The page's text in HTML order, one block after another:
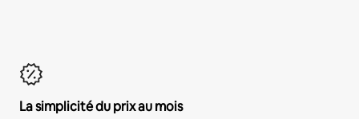
La simplicité du prix au mois